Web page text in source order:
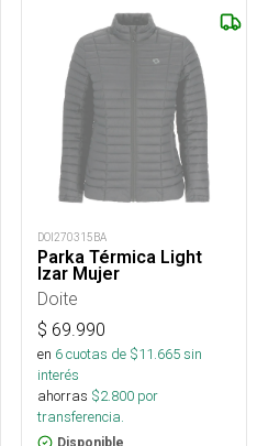
DOI270315BA
Parka Térmica Light
Izar Mujer
Doite
$ 69.990
en 6cuotas de $11.665sin
interés
ahorras $2.800 por
transferencia.
Disponible